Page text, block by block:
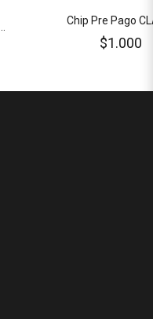
Chip Pre Pago
$1.000